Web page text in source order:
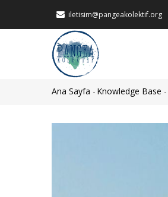
iletisim@pangeakolektif.org
Sayfa
yolu
Ana Sayfa - Knowledge Base -